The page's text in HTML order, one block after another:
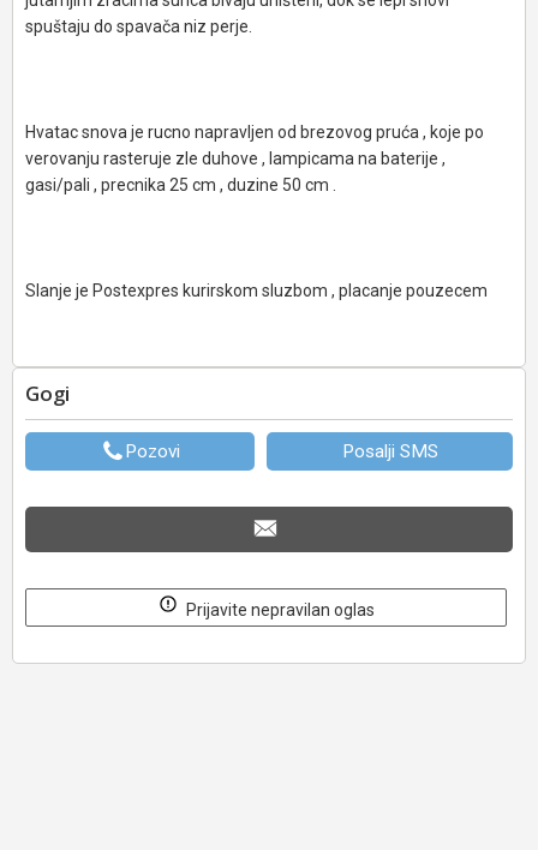
spuštaju do spavača niz perje.
Hvatac snova je rucno napravljen od brezovog pruća , koje po
verovanju rasteruje zle duhove , lampicama na baterije ,
gasi/pali , precnika 25 cm , duzine 50 cm .
Slanje je Postexpres kurirskom sluzbom , placanje pouzecem
Gogi
Pozovi Posalji SMS
Prijavite nepravilan oglas